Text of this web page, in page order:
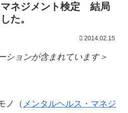
マネジメント検定 結局
た。
2014.02.15
ションが含まれています＞
ノ（ メンタルヘルス・マネジ